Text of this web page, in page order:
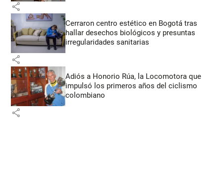
share
Cerraron centro estético en Bogotá tras
hallar desechos biológicos y presuntas
irregularidades sanitarias
share
Adiós a Honorio Rúa, la Locomotora que
impulsó los primeros años del ciclismo
colombiano
share